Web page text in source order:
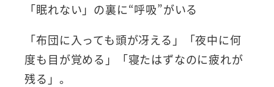
「眠れない」の裏に“呼吸”がいる
「布団に入っても頭が冴える」「夜中に何
度も目が覚める」「寝たはずなのに疲れが
残る」。